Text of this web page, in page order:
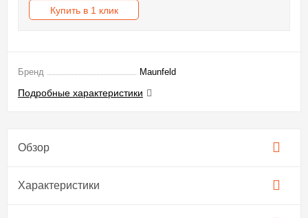
Купить в 1 клик
Бренд Maunfeld
Подробные характеристики
Обзор
Характеристики